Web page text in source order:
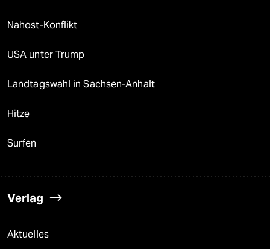
Nahost-Konflikt
USA unter Trump
Landtagswahl in Sachsen-Anhalt
Hitze
Surfen
Verlag
Aktuelles